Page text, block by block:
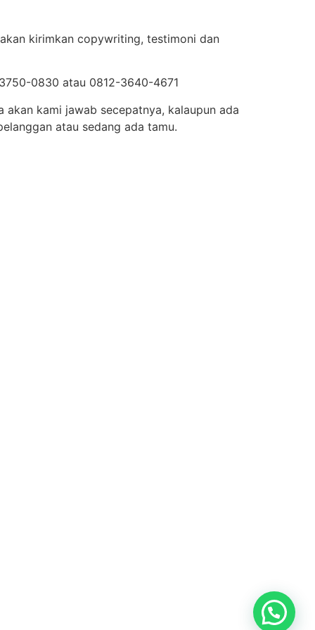
kirimkan copywriting, testimoni dan
0830 atau 0812-3640-4671
kami jawab secepatnya, kalaupun ada
atau sedang ada tamu.